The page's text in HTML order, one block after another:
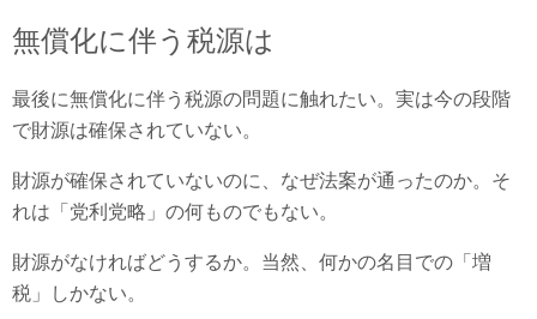
無償化に伴う税源は
最後に無償化に伴う税源の問題に触れたい。実は今の段階
で財源は確保されていない。
財源が確保されていないのに、なぜ法案が通ったのか。そ
れは「党利党略」の何ものでもない。
財源がなければどうするか。当然、何かの名目での「増
税」しかない。